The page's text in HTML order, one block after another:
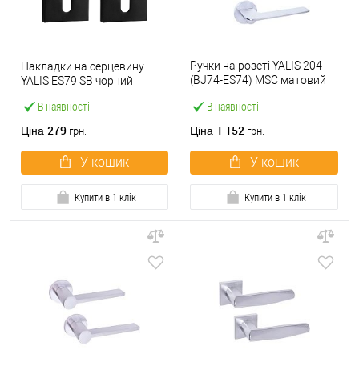
В наявності
Накладки на серцевину
YALIS ES79 SB чорний
Ціна 279 грн.
У кошик
Купити в 1 клік
В наявності
Ручки на розеті YALIS 204
(BJ74-ES74) MSC матовий
Ціна 1 152 грн.
У кошик
Купити в 1 клік